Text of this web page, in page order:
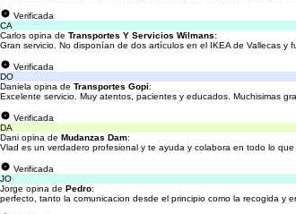
Verificada
CA
Carlos opina de Transportes Y Servicios Wilmans:
Gran servicio. No disponían de dos artículos en el IKEA de Vallecas y
Verificada
DO
Daniela opina de Transportes Gopi:
Excelente servicio. Muy atentos, pacientes y educados. Muchisimas
Verificada
DA
Dani opina de Mudanzas Dam:
Vlad es un verdadero profesional y te ayuda y colabora en todo lo
Verificada
JO
Jorge opina de Pedro:
perfecto, tanto la comunicacion desde el principio como la recogida y